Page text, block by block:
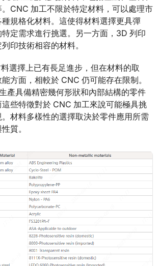
CNC 加工不限於特定材料，可以處理市
規格化材料。這使得材料選擇更具彈
定需求進行挑選。另一方面，3D 列印
印技術相容的材料。
選擇上已有長足進步，但在材料的取
方面，相較於 CNC 仍可能存在限制。
產具備精密幾何形狀和內部結構的零件
些特徵對於 CNC 加工來說可能極具挑
材料多樣性的選擇取決於零件應用所需
質。